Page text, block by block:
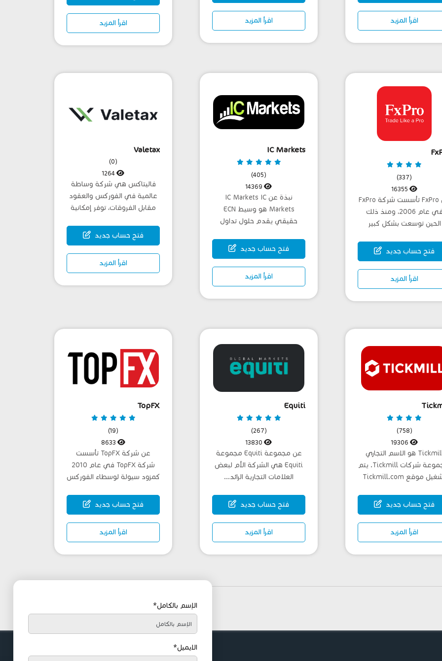
اقرأ المزيد اقرأ المزيد اقرأ المزيد
(337)
عن FxPro تأسست شركة FxPro
في عام 2006، ومنذ ذلك
الحين توسعت بشكل كبير
فتح حساب جديد
اقرأ المزيد
IC Markets
(405)
نبذة عن IC Markets IC
Markets هو وسيط ECN
حقيقي يقدم حلول تداول
فتح حساب جديد
اقرأ المزيد
Valetax
(0)
فاليتاكس هي شركة وساطة
عالمية في الفوركس والعقود
مقابل الفروقات، توفر إمكانية
فتح حساب جديد
اقرأ المزيد
(758)
Tickmill هو الاسم التجاري
لمجموعة شركات Tickmill. يتم
تشغيل موقع Tickmill.com
فتح حساب جديد
اقرأ المزيد
Equiti
(267)
عن مجموعة Equiti مجموعة
Equiti هي الشركة الأم لبعض
العلامات التجارية الرائد...
فتح حساب جديد
اقرأ المزيد
TopFX
(19)
عن شركة TopFX تأسست
شركة TopFX في عام 2010
كمزود سيولة لوسطاء الفوركس
فتح حساب جديد
اقرأ المزيد
الإسم بالكامل*
الايميل*